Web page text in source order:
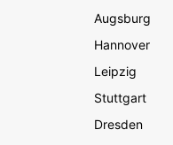
Augsburg
Hannover
Leipzig
Stuttgart
Dresden